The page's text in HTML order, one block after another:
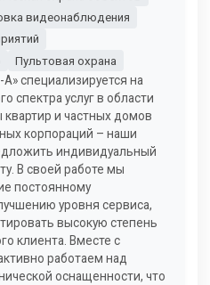
видеонаблюдения
Пультовая охрана
А» специализируется на
спектра услуг в области
и частных домов
корпораций – наши
индивидуальный
В своей работе мы
постоянному
уровня сервиса,
высокую степень
клиента. Вместе с
работаем над
оснащенности, что